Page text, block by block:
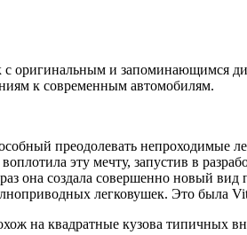
оригинальным и запоминающимся
к современным автомобилям.
преодолевать непроходимые
эту мечту, запустив в
она создала совершенно новый
легковушек. Это была
на квадратные кузова типичных